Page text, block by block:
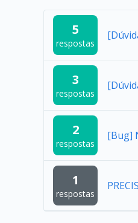
5
respostas
3
respostas
2
respostas
[Bug]
1
respostas